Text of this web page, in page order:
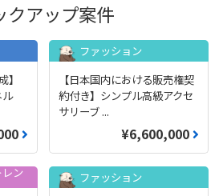
クアップ案件
】
ファッション
【日本国内における販売権契
約付き】シンプル高級アクセ
サリーブ ...
¥6,600,000
ン
ファッション